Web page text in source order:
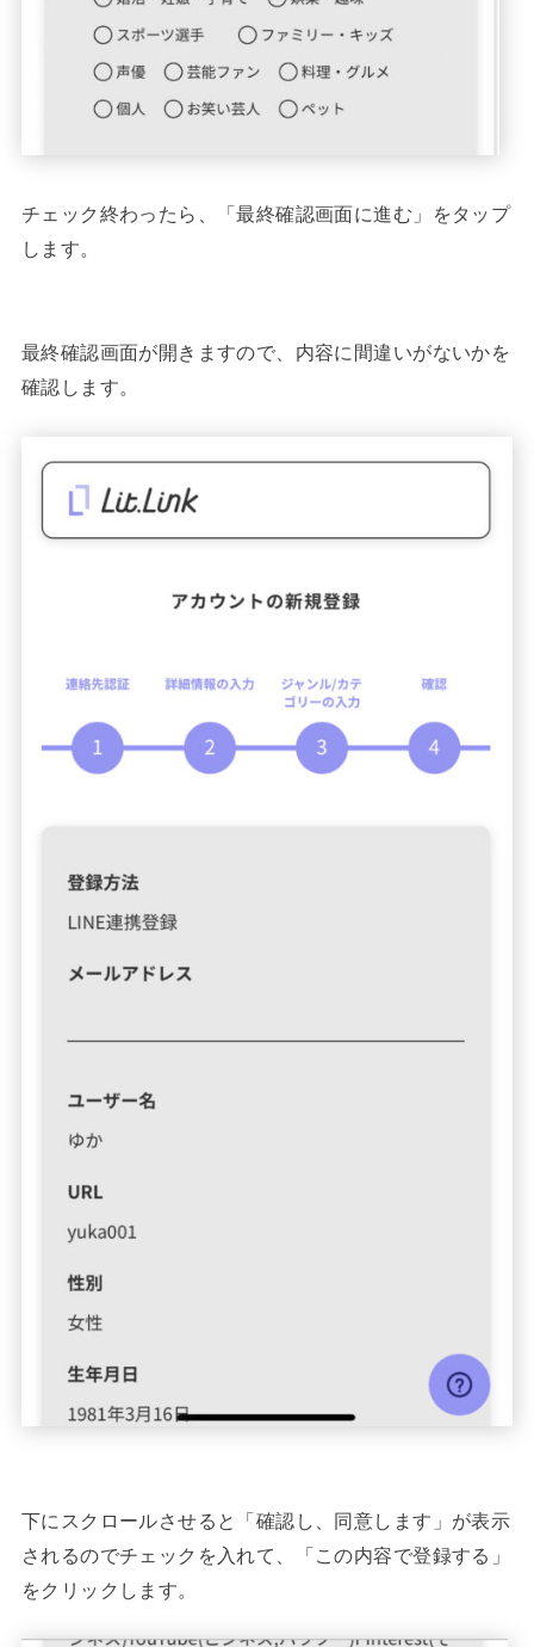
チェック終わったら、「最終確認画面に進む」をタップ
します。
最終確認画面が開きますので、内容に間違いがないかを
確認します。
下にスクロールさせると「確認し、同意します」が表示
されるのでチェックを入れて、「この内容で登録する」
をクリックします。